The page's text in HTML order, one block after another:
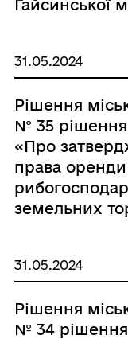
Гайсинської
31.05.2024
Рішення
№ 35 рішення
«Про
права оренди
земельних
31.05.2024
Рішення
№ 34 рішення